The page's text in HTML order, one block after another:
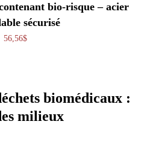
bio-risque – acier
sécurisé
56,56$
biomédicaux :
milieux